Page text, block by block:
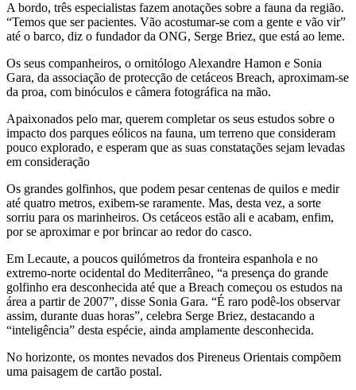
A bordo, três especialistas fazem anotações sobre a fauna da região.
“Temos que ser pacientes. Vão acostumar-se com a gente e vão vir”
até o barco, diz o fundador da ONG, Serge Briez, que está ao leme.
Os seus companheiros, o ornitólogo Alexandre Hamon e Sonia
Gara, da associação de protecção de cetáceos Breach, aproximam-se
da proa, com binóculos e câmera fotográfica na mão.
Apaixonados pelo mar, querem completar os seus estudos sobre o
impacto dos parques eólicos na fauna, um terreno que consideram
pouco explorado, e esperam que as suas constatações sejam levadas
em consideração
Os grandes golfinhos, que podem pesar centenas de quilos e medir
até quatro metros, exibem-se raramente. Mas, desta vez, a sorte
sorriu para os marinheiros. Os cetáceos estão ali e acabam, enfim,
por se aproximar e por brincar ao redor do casco.
Em Lecaute, a poucos quilómetros da fronteira espanhola e no
extremo-norte ocidental do Mediterrâneo, “a presença do grande
golfinho era desconhecida até que a Breach começou os estudos na
área a partir de 2007”, disse Sonia Gara. “É raro podê-los observar
assim, durante duas horas”, celebra Serge Briez, destacando a
“inteligência” desta espécie, ainda amplamente desconhecida.
No horizonte, os montes nevados dos Pireneus Orientais compõem
uma paisagem de cartão postal.